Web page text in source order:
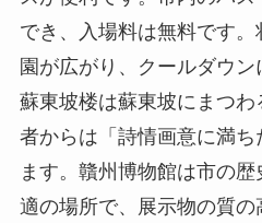
でき、入場料は無料です
園が広がり、クールダウン
蘇東坡楼は蘇東坡にまつ
者からは「詩情画意に満
ます。贛州博物館は市の
適の場所で、展示物の質